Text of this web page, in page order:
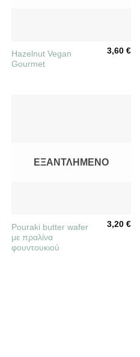
Hazelnut Vegan
Gourmet
3,60€
ΕΞΑΝΤΛΗΜΈΝΟ
Pouraki butter wafer
με πραλίνα
φουντουκιού
3,20€